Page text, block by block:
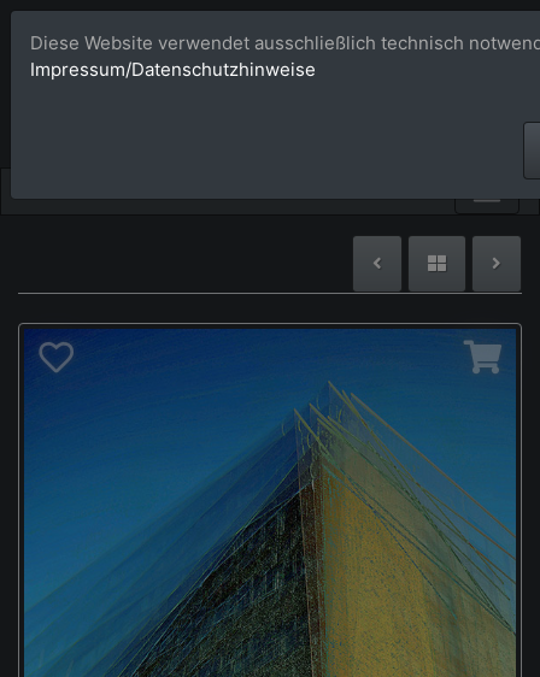
Bildagentur
Diese Website verwendet ausschließlich technisch
Impressum/Datenschutzhinweise